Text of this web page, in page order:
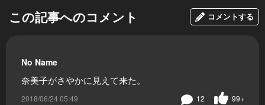
この記事へのコメント コメントする
No Name
奈美子がさやかに見えて来た。
2018/06/24 05:49 99+
12